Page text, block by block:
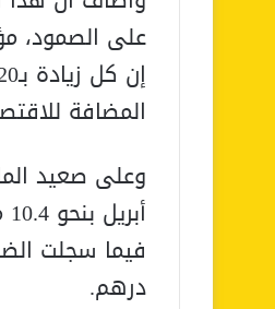
على الصمود،
المضافة
درهم.